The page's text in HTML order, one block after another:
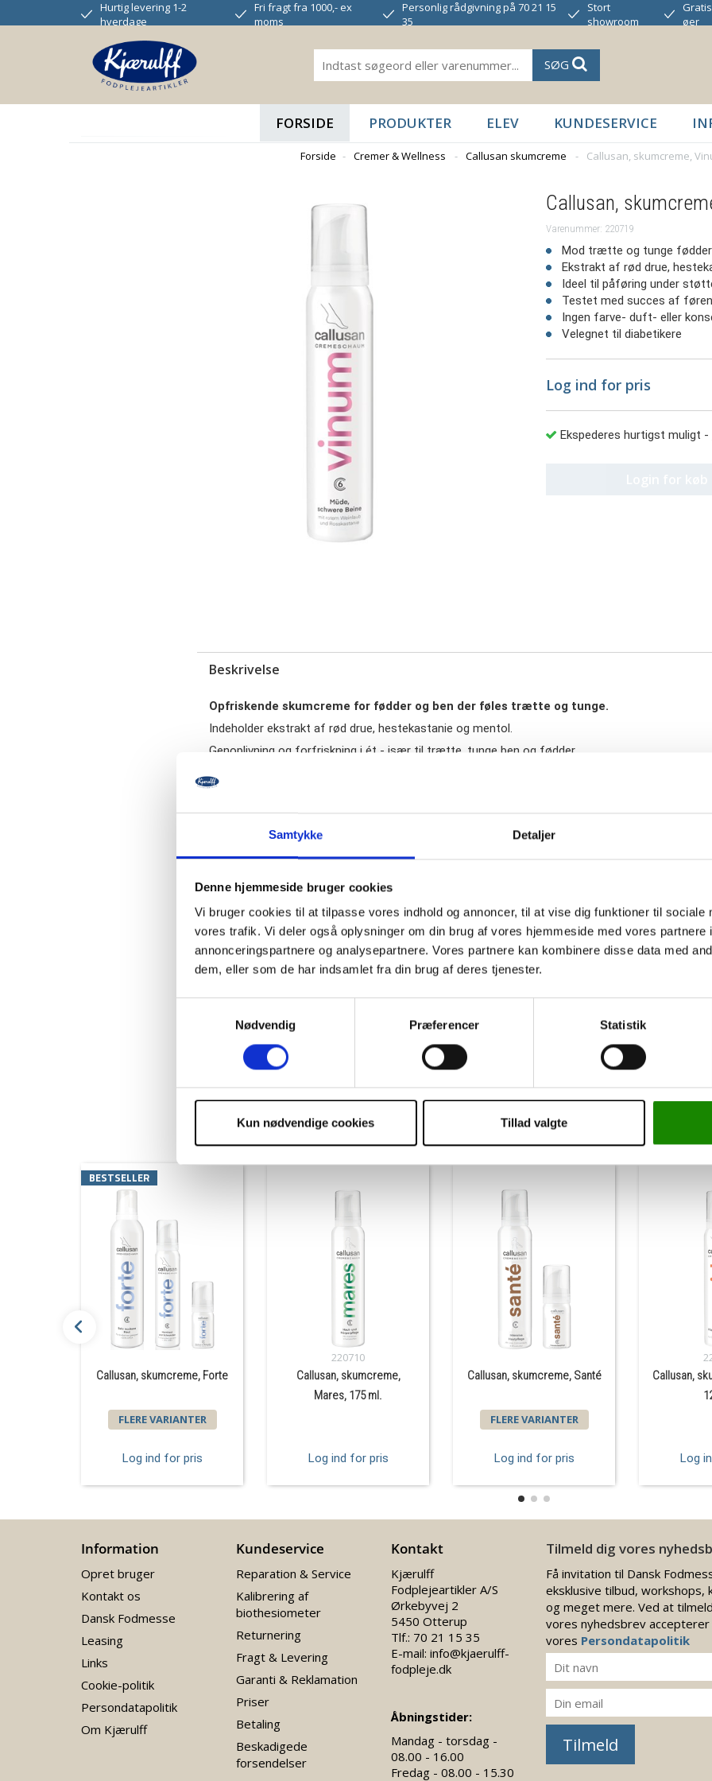
Samtykke Detaljer
Denne hjemmeside bruger cookies
Vi bruger cookies til at tilpasse vores indhold og annoncer, til at vise dig funktioner til sociale
vores trafik. Vi deler også oplysninger om din brug af vores hjemmeside med vores partnere
annonceringspartnere og analysepartnere. Vores partnere kan kombinere disse data med
dem, eller som de har indsamlet fra din brug af deres tjenester.
Nødvendig
Præferencer Statistik
Kun nødvendige cookies Tillad valgte
Hurtig levering 1-2
hverdage
Fri fragt fra 1000,- ex
moms
Personlig rådgivning på 70 21 15
35
Stort
showroom
øer
SØG
FORSIDE PRODUKTER ELEV KUNDESERVICE
Forside - Cremer & Wellness - Callusan skumcreme - Callusan, skumcreme,
Callusan,
Varenummer: 220719
Mod trætte og tunge fødder
Ekstrakt af rød drue,
Ideel til påføring under
Testet med succes af
Ingen farve- duft- eller
Velegnet til diabetikere
Log ind for pris
Ekspederes hurtigst muligt -
Beskrivelse
Opfriskende skumcreme for fødder og ben der føles trætte og tunge.
Indeholder ekstrakt af rød drue, hestekastanie og mentol.
Genoplivning og forfriskning i ét - især til trætte, tunge ben og fødder.
Callusan Vinum indeholder ekstrakter af røde vinblade og hestekastanje.
Ideel til påføring under støtte eller kompressionsstrømper, da den er absolut kompatibel med
dufte og farvestoffer agenter.
Testet med succes af førende producenter af
støtte og kompressionsstrømper
Ingen farve- duft- eller konserveringsmidler.
Ingredienser:
Aqua, Isobutane, Glycerin, Propylene Glycol, Prunus Amygdalus Dulcis Oil, Cetearyl Alcohol,
Cetearyl Glucoside, Sorbitol, Sodium Lauroyl Sarcosinate, C12-15 Alkyl Benzoate,
Hippocastanum Seed Extract, Isopropyl Alcohol, Butyrospermum Parkii Butter, Hexyldecanol,
Tocopheryl Acetate, Butane, Ethylhexylglycerin, Hydroxyethyl Acrylate/Sodium Acryloyldimethyl
Menthol, Squalane, Vitis Vinifera Leaf Extract, Polysorbate 60, Lactic Acid, Lactose, Potassium
Specifikationer
Levering og Returnering
Andre har også købt
BESTSELLER
Callusan, skumcreme, Forte
FLERE VARIANTER
Log ind for pris
220710
Callusan, skumcreme,
Mares, 175 ml.
Log ind for pris
Callusan, skumcreme, Santé
FLERE VARIANTER
Log ind for pris
Callusan,
Log
Information
Opret bruger
Kontakt os
Dansk Fodmesse
Leasing
Links
Cookie-politik
Persondatapolitik
Om Kjærulff
Kundeservice
Reparation & Service
Kalibrering af
biothesiometer
Returnering
Fragt & Levering
Garanti & Reklamation
Priser
Betaling
Beskadigede
forsendelser
Kontakt
Kjærulff
Fodplejeartikler A/S
Ørkebyvej 2
5450 Otterup
Tlf.: 70 21 15 35
E-mail: info@kjaerulff-
fodpleje.dk
Åbningstider:
Mandag - torsdag -
08.00 - 16.00
Fredag - 08.00 - 15.30
Tilmeld dig vores
Få invitation til Dansk
eksklusive tilbud, workshops,
og meget mere. Ved at
vores nyhedsbrev accepterer
vores Persondatapolitik
Tilmeld